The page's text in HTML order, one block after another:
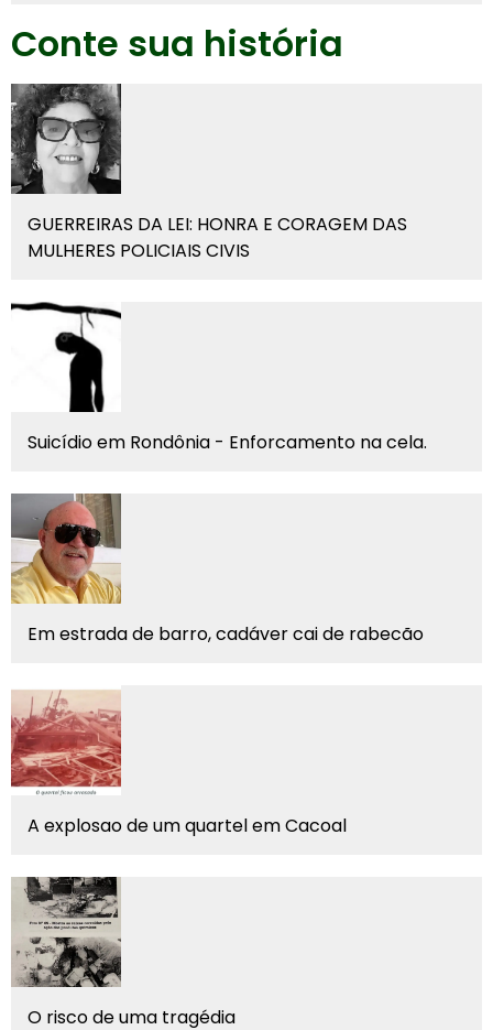
Conte sua história
GUERREIRAS DA LEI: HONRA E CORAGEM DAS
MULHERES POLICIAIS CIVIS
Suicídio em Rondônia - Enforcamento na cela.
Em estrada de barro, cadáver cai de rabecão
A explosao de um quartel em Cacoal
O risco de uma tragédia